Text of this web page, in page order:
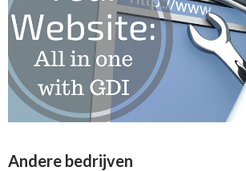
Andere bedrijven